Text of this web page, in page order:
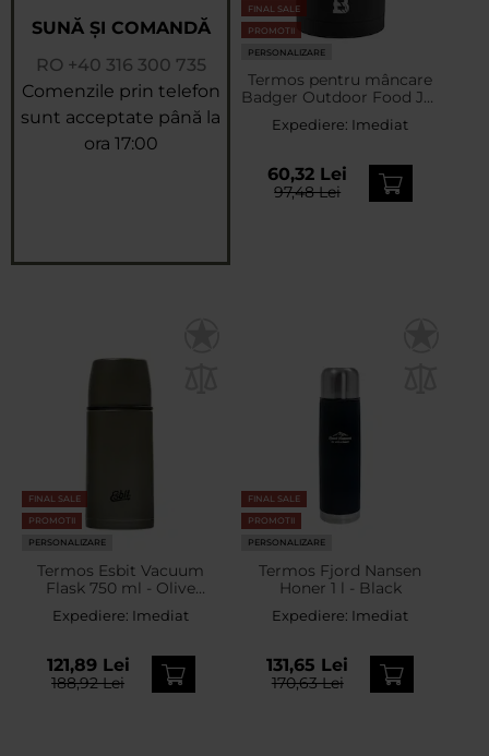
SUNĂ ȘI COMANDĂ
RO +40 316 300 735
Comenzile prin telefon
sunt acceptate până la
ora 17:00
FINAL SALE
PROMOTII
PERSONALIZARE
Termos pentru mâncare
Badger Outdoor Food Jar
Hot Pot 750 ml - Black
Expediere: Imediat
60,32 Lei
97,48 Lei
FINAL SALE
PROMOTII
PERSONALIZARE
Termos Esbit Vacuum
Flask 750 ml - Olive
Green
Expediere: Imediat
121,89 Lei
188,92 Lei
FINAL SALE
PROMOTII
PERSONALIZARE
Termos Fjord Nansen
Honer 1 l - Black
Expediere: Imediat
131,65 Lei
170,63 Lei